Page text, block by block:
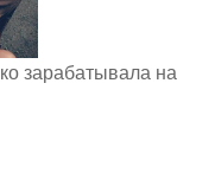
зарабатывала на